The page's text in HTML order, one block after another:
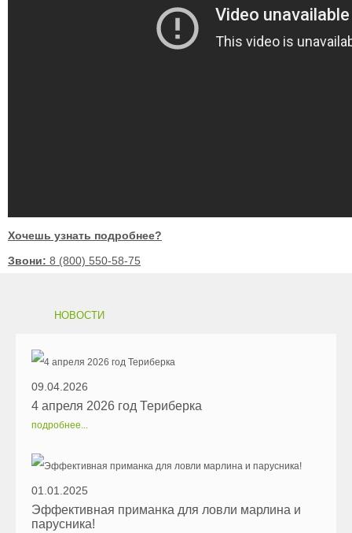
Хочешь узнать подробнее?
Звони: 8 (800) 550-58-75
НОВОСТИ
09.04.2026
4 апреля 2026 год Териберка
подробнее...
01.01.2025
Эффективная приманка для ловли марлина и
парусника!